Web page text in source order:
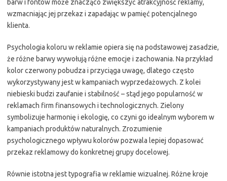
barw i fontów może znacząco zwiększyć atrakcyjność reklamy,
wzmacniając jej przekaz i zapadając w pamięć potencjalnego
klienta.
Psychologia koloru w reklamie opiera się na podstawowej zasadzie,
że różne barwy wywołują różne emocje i zachowania. Na przykład
kolor czerwony pobudza i przyciąga uwagę, dlatego często
wykorzystywany jest w kampaniach wyprzedażowych. Z kolei
niebieski budzi zaufanie i stabilność – stąd jego popularność w
reklamach firm finansowych i technologicznych. Zielony
symbolizuje harmonię i ekologię, co czyni go idealnym wyborem w
kampaniach produktów naturalnych. Zrozumienie
psychologicznego wpływu kolorów pozwala lepiej dopasować
przekaz reklamowy do konkretnej grupy docelowej.
Równie istotna jest typografia w reklamie wizualnej. Różne kroje